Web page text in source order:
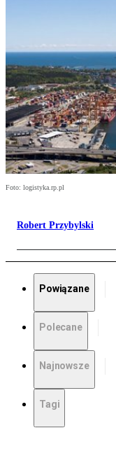
Foto: logistyka.rp.pl
Robert Przybylski
Powiązane
Polecane
Najnowsze
Tagi